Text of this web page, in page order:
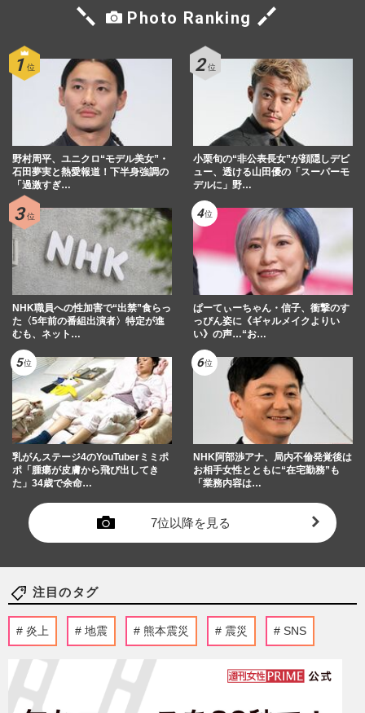
Photo Ranking
野村周平、ユニクロ“モデル美女”・
石田夢実と熱愛報道！下半身強調の
「過激すぎ…
小栗旬の“非公表長女”が顔隠しデビ
ュー、透ける山田優の「スーパーモ
デルに」野…
NHK職員への性加害で“出禁”食らっ
た〈5年前の番組出演者〉特定が進
むも、ネット…
ぱーてぃーちゃん・信子、衝撃のす
っぴん姿に《ギャルメイクよりい
い》の声…“お…
乳がんステージ4のYouTuberミミポ
ポ「腫瘍が皮膚から飛び出してき
た」34歳で余命…
NHK阿部渉アナ、局内不倫発覚後は
お相手女性とともに“在宅勤務”も
「業務内容は…
7位以降を見る
注目のタグ
炎上 地震 熊本震災 震災 SNS